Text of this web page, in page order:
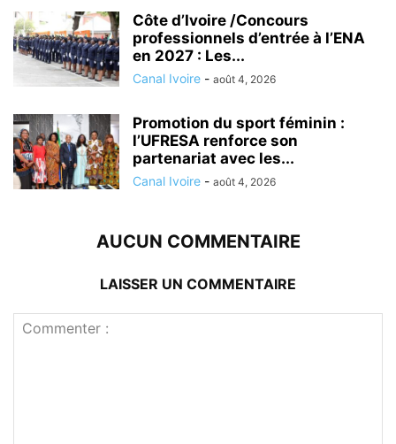
Côte d’Ivoire /Concours
professionnels d’entrée à l’ENA
en 2027 : Les...
Canal Ivoire - août 4, 2026
Promotion du sport féminin :
l’UFRESA renforce son
partenariat avec les...
Canal Ivoire - août 4, 2026
AUCUN COMMENTAIRE
LAISSER UN COMMENTAIRE